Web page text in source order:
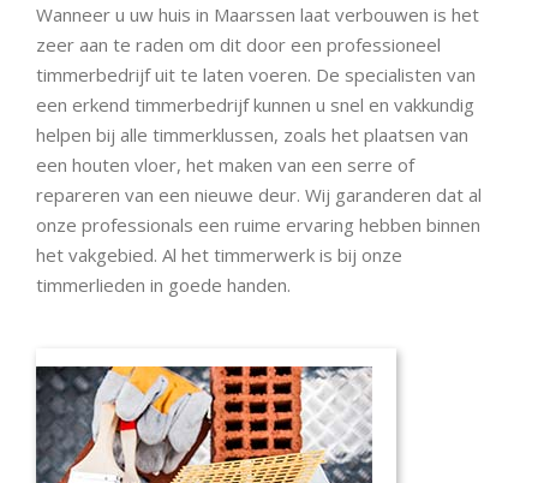
Wanneer u uw huis in Maarssen laat verbouwen is het
zeer aan te raden om dit door een professioneel
timmerbedrijf uit te laten voeren. De specialisten van
een erkend timmerbedrijf kunnen u snel en vakkundig
helpen bij alle timmerklussen, zoals het plaatsen van
een houten vloer, het maken van een serre of
repareren van een nieuwe deur. Wij garanderen dat al
onze professionals een ruime ervaring hebben binnen
het vakgebied. Al het timmerwerk is bij onze
timmerlieden in goede handen.